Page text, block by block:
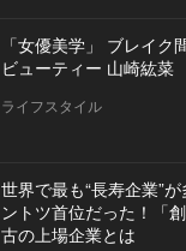
「女優美学」 ブレイク
ビューティー 山崎紘菜
ライフスタイル
世界で最も“長寿企業”
ントツ首位だった！「
古の上場企業とは